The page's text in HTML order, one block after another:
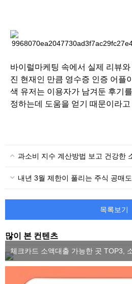
바이럴마케팅 속에서 실제 리뷰
진 현재인 만큼 영수증 인증 어플
색 유저는 이용자가 남겨둔 후기
정하는데 도움을 얻기 때문이라고
과소비 지수 계산방법 보고 건강한
내년 3월 제한이 풀리는 주식 공매
목록보기
많이 본 컨텐츠